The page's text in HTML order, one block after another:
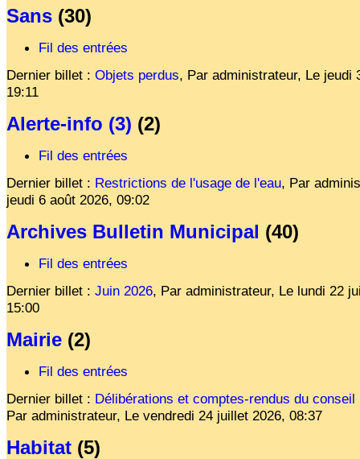
Sans (30)
Fil des entrées
Dernier billet : Objets perdus, Par administrateur, Le jeudi
19:11
Alerte-info (3) (2)
Fil des entrées
Dernier billet : Restrictions de l'usage de l'eau, Par
jeudi 6 août 2026, 09:02
Archives Bulletin Municipal (40)
Fil des entrées
Dernier billet : Juin 2026, Par administrateur, Le lundi 22
15:00
Mairie (2)
Fil des entrées
Dernier billet : Délibérations et comptes-rendus du conseil
Par administrateur, Le vendredi 24 juillet 2026, 08:37
Habitat (5)